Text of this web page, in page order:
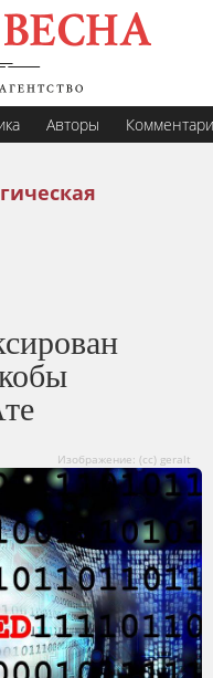
Авторы
Изображение: (cc) geralt